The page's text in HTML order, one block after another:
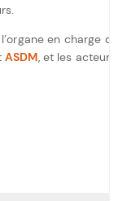
en charge de
ASDM, et les acteurs